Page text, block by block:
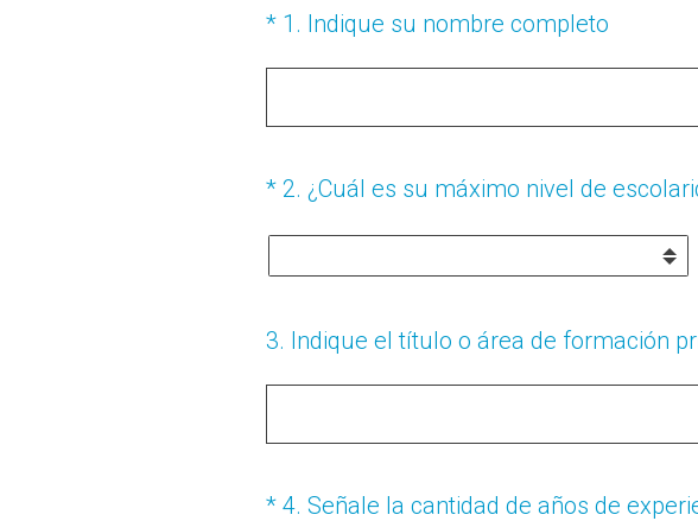
* 1 . Indique su nombre completo
(Obligatorio).
* 2. ¿Cuál es su máximo nivel de
(Obligatorio).
3. Indique el título o área de formación
* 4. Señale la cantidad de años de
(Obligatorio).